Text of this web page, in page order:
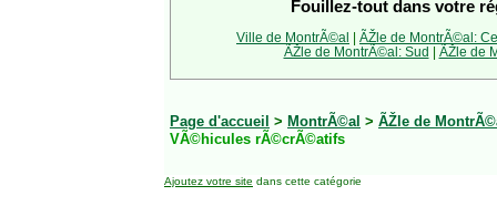
Fouillez-tout dans votre
Ville de MontrÃ©al | ÃŽle de MontrÃ©al:
ÃŽle de MontrÃ©al: Sud | ÃŽle de
Page d'accueil > MontrÃ©al > ÃŽle de
VÃ©hicules rÃ©crÃ©atifs
Ajoutez votre site dans cette catégorie